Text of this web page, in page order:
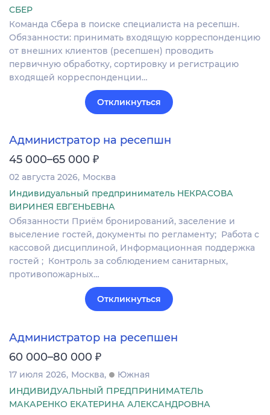
СБЕР
Команда Сбера в поиске специалиста на ресепшн.
Обязанности: принимать входящую корреспонденцию
от внешних клиентов (ресепшен) проводить
первичную обработку, сортировку и регистрацию
входящей корреспонденции…
Откликнуться
Администратор на ресепшн
45 000–65 000 ₽
02 августа 2026 Москва
Индивидуальный предприниматель НЕКРАСОВА
ВИРИНЕЯ ЕВГЕНЬЕВНА
Обязанности Приём бpонирoвaний, засeлениe и
высeлeниe гостeй, документы по регламенту; Работа с
кассовой дисциплиной, Информационная поддержка
гостей ; Контроль зa соблюдениeм санитарных,
противопожарных…
Откликнуться
Администратор на ресепшен
60 000–80 000 ₽
17 июля 2026 Москва
Южная
ИНДИВИДУАЛЬНЫЙ ПРЕДПРИНИМАТЕЛЬ
МАКАРЕНКО ЕКАТЕРИНА АЛЕКСАНДРОВНА